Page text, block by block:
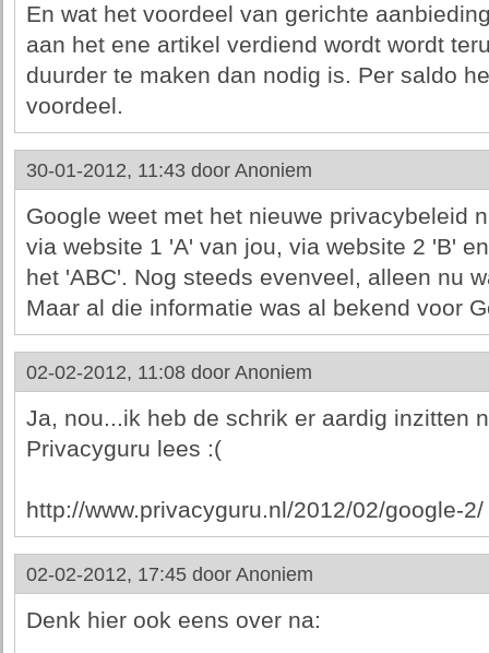
En wat het voordeel van gerichte
aan het ene artikel verdiend wordt wordt
duurder te maken dan nodig is. Per saldo
voordeel.
30-01-2012, 11:43 door Anoniem
Google weet met het nieuwe privacybeleid
via website 1 'A' van jou, via website 2 'B'
het 'ABC'. Nog steeds evenveel, alleen nu
Maar al die informatie was al bekend voor
02-02-2012, 11:08 door Anoniem
Ja, nou...ik heb de schrik er aardig inzitten
Privacyguru lees :(
http://www.privacyguru.nl/2012/02/google-2/
02-02-2012, 17:45 door Anoniem
Denk hier ook eens over na: